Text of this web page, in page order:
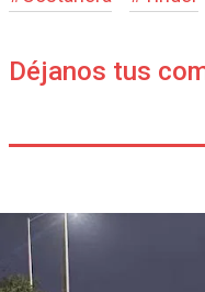
Déjanos tus